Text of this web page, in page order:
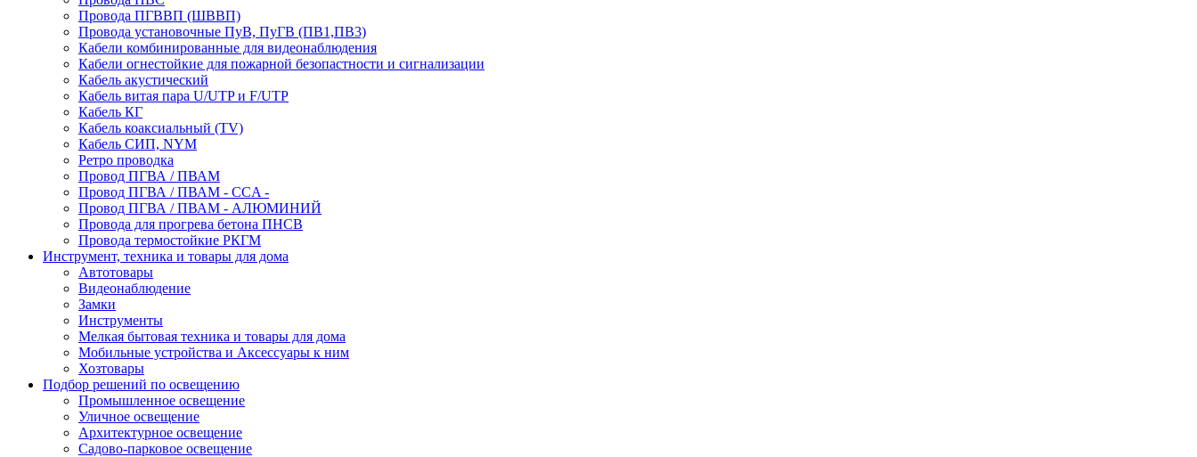
Провода ПГВВП (ШВВП)
Провода установочные ПуВ, ПуГВ (ПВ1,ПВ3)
Кабели комбинированные для видеонаблюдения
Кабели огнестойкие для пожарной безопастности и сигнализации
Кабель акустический
Кабель витая пара U/UTP и F/UTP
Кабель КГ
Кабель коаксиальный (TV)
Кабель СИП, NYM
Ретро проводка
Провод ПГВА / ПВАМ
Провод ПГВА / ПВАМ - CCA -
Провод ПГВА / ПВАМ - АЛЮМИНИЙ
Провода для прогрева бетона ПНСВ
Провода термостойкие РКГМ
Инструмент, техника и товары для дома
Автотовары
Видеонаблюдение
Замки
Инструменты
Мелкая бытовая техника и товары для дома
Мобильные устройства и Аксессуары к ним
Хозтовары
Подбор решений по освещению
Промышленное освещение
Уличное освещение
Архитектурное освещение
Садово-парковое освещение